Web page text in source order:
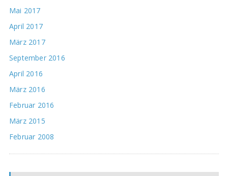
Mai 2017
April 2017
März 2017
September 2016
April 2016
März 2016
Februar 2016
März 2015
Februar 2008